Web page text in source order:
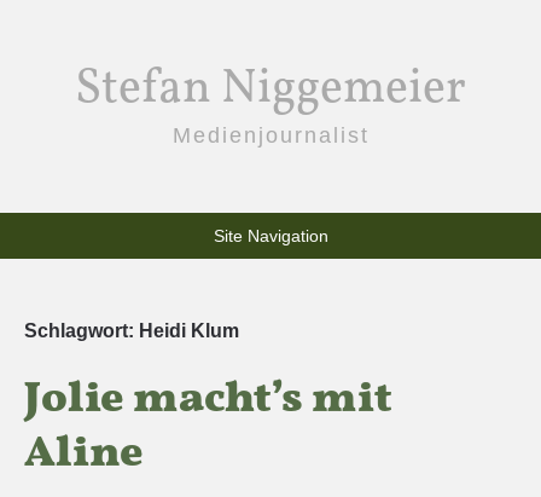
Stefan Niggemeier
Medienjournalist
Site Navigation
Schlagwort: Heidi Klum
Jolie macht’s mit
Aline